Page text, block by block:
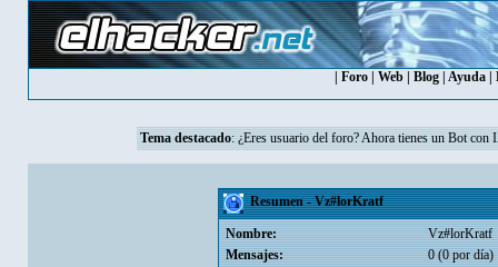
Foro Web Blog Ayuda
Tema destacado: ¿Eres usuario del foro? Ahora tienes un Bot con
Resumen - Vz#lorKratf
Nombre:
Vz#lorKratf
Mensajes:
0 (0 por día)